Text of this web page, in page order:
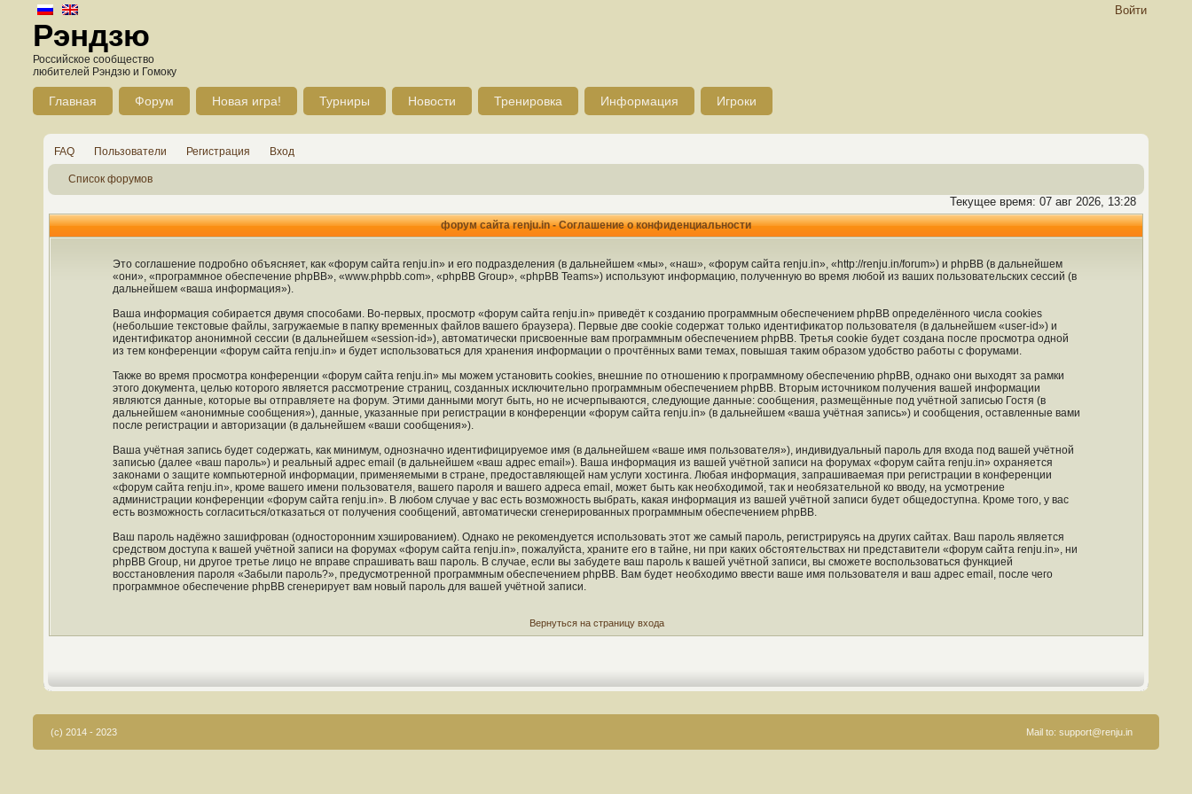
Войти
Рэндзю
Российское сообщество
любителей Рэндзю и Гомоку
Главная Форум Новая игра! Турниры Новости Тренировка Информация Игроки
FAQ Пользователи Регистрация Вход
Список форумов
Текущее время: 07 авг 2026, 13:28
форум сайта renju.in - Соглашение о конфиденциальности
Это соглашение подробно объясняет, как «форум сайта renju.in» и его подразделения (в дальнейшем «мы», «наш», «форум сайта renju.in», «http://renju.in/forum») и phpBB (в дальнейшем
«они», «программное обеспечение phpBB», «www.phpbb.com», «phpBB Group», «phpBB Teams») используют информацию, полученную во время любой из ваших пользовательских сессий (в
дальнейшем «ваша информация»).
Ваша информация собирается двумя способами. Во-первых, просмотр «форум сайта renju.in» приведёт к созданию программным обеспечением phpBB определённого числа cookies
(небольшие текстовые файлы, загружаемые в папку временных файлов вашего браузера). Первые две cookie содержат только идентификатор пользователя (в дальнейшем «user-id») и
идентификатор анонимной сессии (в дальнейшем «session-id»), автоматически присвоенные вам программным обеспечением phpBB. Третья cookie будет создана после просмотра одной
из тем конференции «форум сайта renju.in» и будет использоваться для хранения информации о прочтённых вами темах, повышая таким образом удобство работы с форумами.
Также во время просмотра конференции «форум сайта renju.in» мы можем установить cookies, внешние по отношению к программному обеспечению phpBB, однако они выходят за рамки
этого документа, целью которого является рассмотрение страниц, созданных исключительно программным обеспечением phpBB. Вторым источником получения вашей информации
являются данные, которые вы отправляете на форум. Этими данными могут быть, но не исчерпываются, следующие данные: сообщения, размещённые под учётной записью Гостя (в
дальнейшем «анонимные сообщения»), данные, указанные при регистрации в конференции «форум сайта renju.in» (в дальнейшем «ваша учётная запись») и сообщения, оставленные вами
после регистрации и авторизации (в дальнейшем «ваши сообщения»).
Ваша учётная запись будет содержать, как минимум, однозначно идентифицируемое имя (в дальнейшем «ваше имя пользователя»), индивидуальный пароль для входа под вашей учётной
записью (далее «ваш пароль») и реальный адрес email (в дальнейшем «ваш адрес email»). Ваша информация из вашей учётной записи на форумах «форум сайта renju.in» охраняется
законами о защите компьютерной информации, применяемыми в стране, предоставляющей нам услуги хостинга. Любая информация, запрашиваемая при регистрации в конференции
«форум сайта renju.in», кроме вашего имени пользователя, вашего пароля и вашего адреса email, может быть как необходимой, так и необязательной ко вводу, на усмотрение
администрации конференции «форум сайта renju.in». В любом случае у вас есть возможность выбрать, какая информация из вашей учётной записи будет общедоступна. Кроме того, у вас
есть возможность согласиться/отказаться от получения сообщений, автоматически сгенерированных программным обеспечением phpBB.
Ваш пароль надёжно зашифрован (односторонним хэшированием). Однако не рекомендуется использовать этот же самый пароль, регистрируясь на других сайтах. Ваш пароль является
средством доступа к вашей учётной записи на форумах «форум сайта renju.in», пожалуйста, храните его в тайне, ни при каких обстоятельствах ни представители «форум сайта renju.in», ни
phpBB Group, ни другое третье лицо не вправе спрашивать ваш пароль. В случае, если вы забудете ваш пароль к вашей учётной записи, вы сможете воспользоваться функцией
восстановления пароля «Забыли пароль?», предусмотренной программным обеспечением phpBB. Вам будет необходимо ввести ваше имя пользователя и ваш адрес email, после чего
программное обеспечение phpBB сгенерирует вам новый пароль для вашей учётной записи.
Вернуться на страницу входа
(c) 2014 - 2023 Mail to: support@renju.in